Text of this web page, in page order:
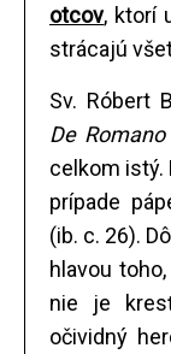
otcov, ktorí
strácajú
Sv. Róbert
De
celkom istý.
prípade
(ib. c. 26).
hlavou
nie je
očividný